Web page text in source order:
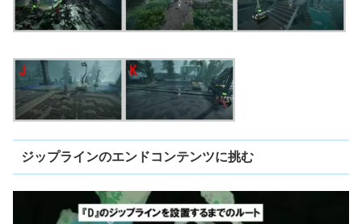
ジップラインのエンドコンテンツに挑む